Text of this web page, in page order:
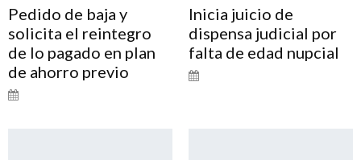
Pedido de baja y
solicita el reintegro
de lo pagado en plan
de ahorro previo
Inicia juicio de
dispensa judicial por
falta de edad nupcial